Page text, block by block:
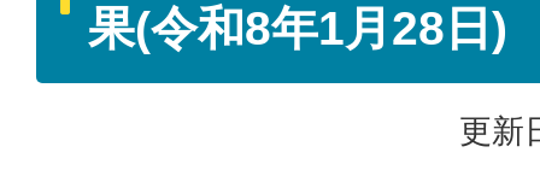
果(令和8年1月28日)
更新